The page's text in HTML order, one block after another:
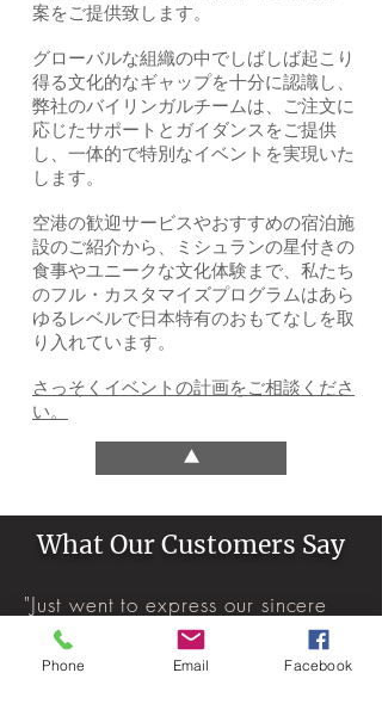
案をご提供致します。
グローバルな組織の中でしばしば起こり
得る文化的なギャップを十分に認識し、
弊社のバイリンガルチームは、ご注文に
応じたサポートとガイダンスをご提供
し、一体的で特別なイベントを実現いた
します。
空港の歓迎サービスやおすすめの宿泊施
設のご紹介から、ミシュランの星付きの
食事やユニークな文化体験まで、私たち
のフル・カスタマイズプログラムはあら
ゆるレベルで日本特有のおもてなしを取
り入れています。
さっそくイベントの計画をご相談くださ
い。
⯅
What Our Customers Say
"Just went to express our sincere
gratitude to everyone that worked
on our delegation this week. From
Phone Email Facebook